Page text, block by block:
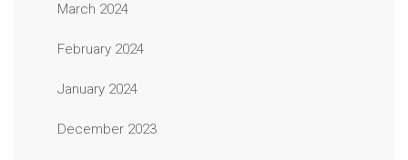
March 2024
February 2024
January 2024
December 2023